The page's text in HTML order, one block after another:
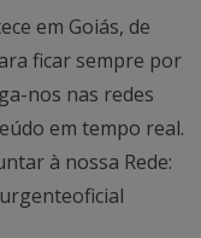
em Goiás, de
ficar sempre por
nos nas redes
em tempo real.
à nossa Rede: